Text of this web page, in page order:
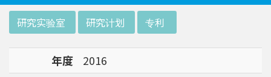
研究实验室 研究计划 专利
年度
2016